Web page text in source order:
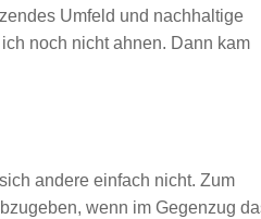
Umfeld und nachhaltige
noch nicht ahnen. Dann kam
andere einfach nicht. Zum
wenn im Gegenzug